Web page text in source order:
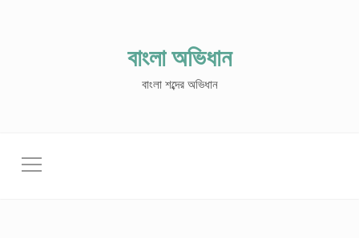
বাংলা অভিধান
বাংলা শব্দের অভিধান